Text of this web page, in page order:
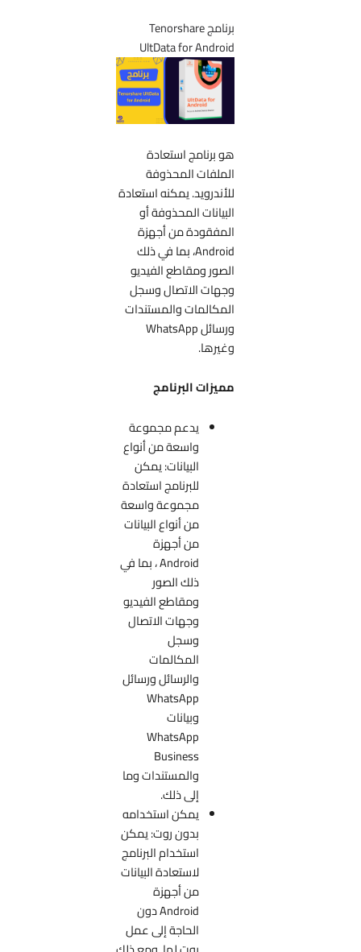
برنامج Tenorshare
UltData for Android
هو برنامج استعادة
الملفات المحذوفة
للأندرويد. يمكنه استعادة
البيانات المحذوفة أو
المفقودة من أجهزة
Android، بما في ذلك
الصور ومقاطع الفيديو
وجهات الاتصال وسجل
المكالمات والمستندات
ورسائل WhatsApp
وغيرها.
مميزات البرنامج
يدعم مجموعة
واسعة من أنواع
البيانات: يمكن
للبرنامج استعادة
مجموعة واسعة
من أنواع البيانات
من أجهزة
Android ، بما في
ذلك الصور
ومقاطع الفيديو
وجهات الاتصال
وسجل
المكالمات
والرسائل ورسائل
WhatsApp
وبيانات
WhatsApp
Business
والمستندات وما
إلى ذلك.
يمكن استخدامه
بدون روت: يمكن
استخدام البرنامج
لاستعادة البيانات
من أجهزة
Android دون
الحاجة إلى عمل